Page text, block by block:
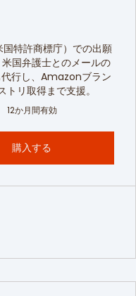
国特許商標庁）での出願
国弁護士とのメールの
行し、Amazonブラン
トリ取得まで支援。
12か月間有効
購入する